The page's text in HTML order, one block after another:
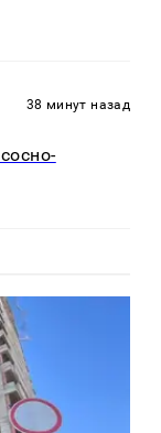
38 минут назад